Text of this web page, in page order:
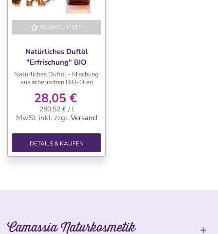
WUNSCHLISTE
Natürliches Duftöl
"Erfrischung" BIO
Natürliches Duftöl - Mischung
aus ätherischen BIO-Ölen
28,05 €
280,52 € / l
MwSt. inkl. zzgl. Versand
DETAILS & KAUFEN
Camassia Naturkosmetik